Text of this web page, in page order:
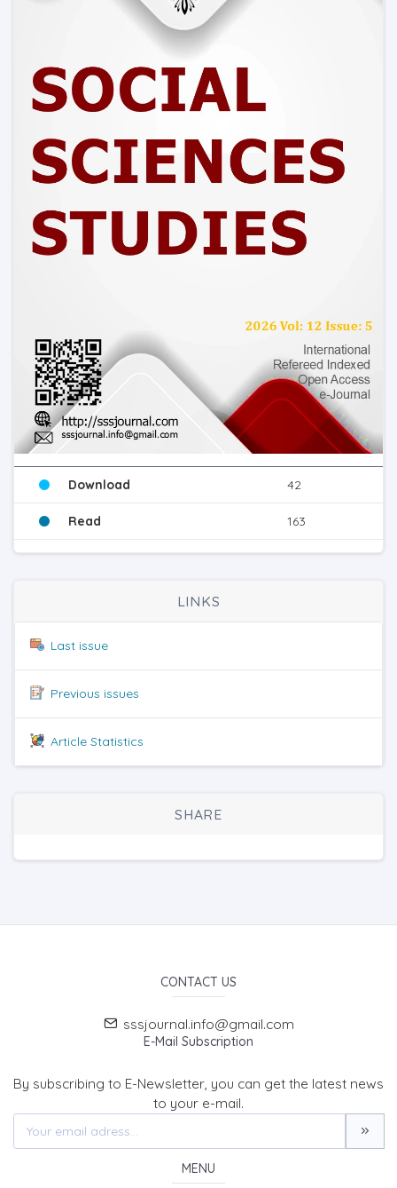
Download 42
Read 163
LINKS
Last issue
Previous issues
Article Statistics
SHARE
CONTACT US
sssjournal.info@gmail.com
E-Mail Subscription
By subscribing to E-Newsletter, you can get the latest news
to your e-mail.
MENU